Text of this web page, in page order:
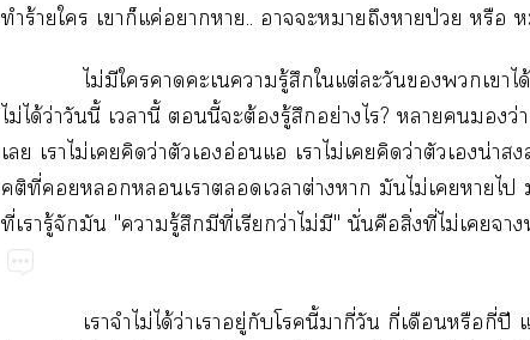
​ร้​​​​ค่​​..​​​​​​ป่
ไม่​​​​​​ู้​​​ต่​​​​​​
ไม่​ได้​ว่​​ี้​​ี้​​ี้​​ต้​ู้​​ย่
​​ไม่​​​ว่​​​อ่​​​ไม่​​​ว่​​​น่
​ี่​​​​​​​ต่​​​ไม่​
ี่​​ู้​​​"​ู้​​​ี่​​ว่​ไม่​"​ั่​​ิ่​ี่​ไม่​
​​ไม่​ได้​ว่​​ู่​​​ี้​​ี่​​ี่​​​ี่​